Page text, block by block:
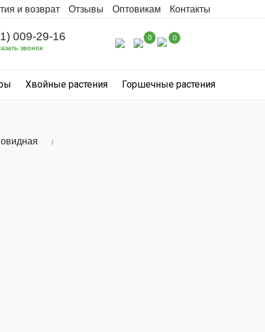
и возврат Отзывы Оптовикам Контакты
009-29-16
звонок
0 0
Хвойные растения Горшечные растения